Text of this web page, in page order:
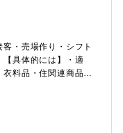
・売場作り・シフト
具体的には】・適
料品・住関連商品等
運営・経営に関する
い】基本的には本部
べますが、「ここは